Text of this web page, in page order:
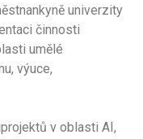
univerzity
činnosti
umělé
výuce,
v oblasti AI,